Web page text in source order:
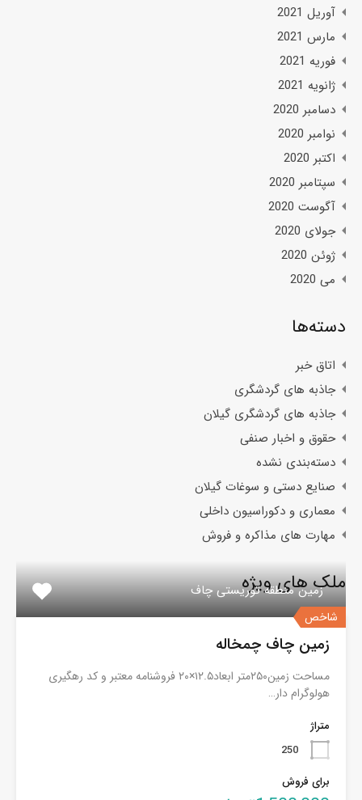
آوریل 2021
مارس 2021
فوریه 2021
ژانویه 2021
دسامبر 2020
نوامبر 2020
اکتبر 2020
سپتامبر 2020
آگوست 2020
جولای 2020
ژوئن 2020
می 2020
دسته‌ها
اتاق خبر
جاذبه های گردشگری
جاذبه های گردشگری گیلان
حقوق و اخبار صنفی
دسته‌بندی نشده
صنایع دستی و سوغات گیلان
معماری و دکوراسیون داخلی
مهارت های مذاکره و فروش
ملک های ویژه
شاخص
زمین منطقه توریستی چاف
زمین چاف چمخاله
مساحت زمین۲۵۰متر ابعاد۱۲.۵×۲۰ فروشنامه معتبر و کد رهگیری
هولوگرام دار…
متراژ
250
برای فروش